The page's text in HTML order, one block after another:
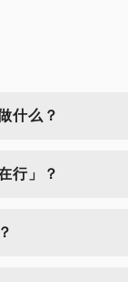
什么？
行」？